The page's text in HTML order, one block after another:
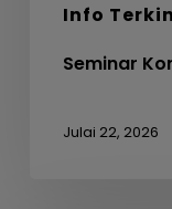
Info
Seminar
Julai 22, 2026